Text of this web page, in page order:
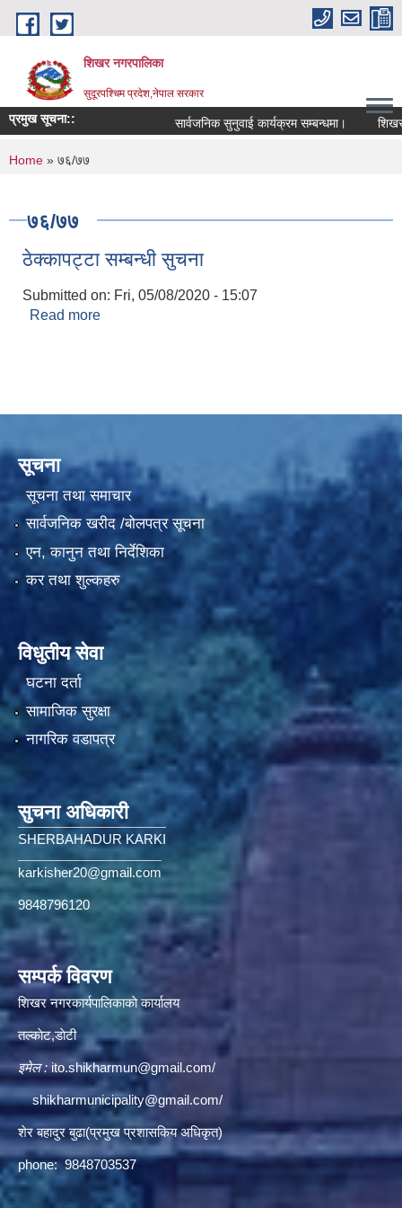
Skip to main content
शिखर नगरपालिका
सुदूरपश्चिम प्रदेश,नेपाल सरकार
प्रमुख सूचना:: सार्वजनिक सुनुवाई कार्यक्रम सम्बन्धमा। शिखर
You are here
Home » ७६/७७
७६/७७
ठेक्कापट्टा सम्बन्धी सुचना
Submitted on: Fri, 05/08/2020 - 15:07
Read more
सूचना
सूचना तथा समाचार
सार्वजनिक खरीद /बोलपत्र सूचना
एन, कानुन तथा निर्देशिका
कर तथा शुल्कहरु
विधुतीय सेवा
घटना दर्ता
सामाजिक सुरक्षा
नागरिक वडापत्र
सुचना अधिकारी
SHERBAHADUR KARKI
karkisher20@gmail.com
9848796120
सम्पर्क विवरण
शिखर नगरकार्यपालिकाकाे कार्यालय
तल्काेट,डाेटी
इमेल :ito.shikharmun@gmail.com/
shikharmunicipality@gmail.com/
शेर बहादुर बुढा(प्रमुख प्रशासकिय अधिकृत)
phone: 9848703537